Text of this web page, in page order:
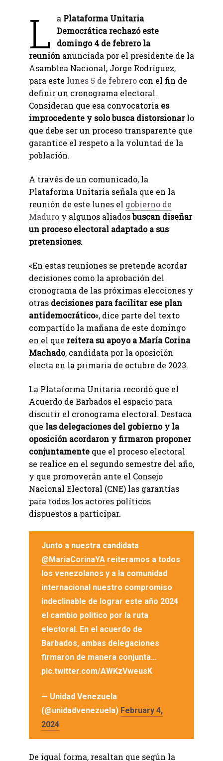
L a Plataforma Unitaria
Democrática rechazó este
domingo 4 de febrero la
reunión anunciada por el presidente de la
Asamblea Nacional, Jorge Rodríguez,
para este lunes 5 de febrero con el fin de
definir un cronograma electoral.
Consideran que esa convocatoria es
improcedente y solo busca distorsionarlo
que debe ser un proceso transparente que
garantice el respeto a la voluntad de la
población.
A través de un comunicado, la
Plataforma Unitaria señala que en la
reunión de este lunes el gobierno de
Maduro y algunos aliadosbuscan diseñar
un proceso electoral adaptado a sus
pretensiones.
«En estas reuniones se pretende acordar
decisiones como la aprobación del
cronograma de las próximas elecciones y
otras decisiones para facilitar ese plan
antidemocrático«, dice parte del texto
compartido la mañana de este domingo
en el que reitera su apoyo a María Corina
Machado, candidata por la oposición
electa en la primaria de octubre de 2023.
La Plataforma Unitaria recordó que el
Acuerdo de Barbados el espacio para
discutir el cronograma electoral. Destaca
que las delegaciones del gobierno y la
oposición acordaron y firmaron proponer
conjuntamente que el proceso electoral
se realice en el segundo semestre del año,
y que promoverán ante el Consejo
Nacional Electoral (CNE) las garantías
para todos los actores políticos
dispuestos a participar.
Junto a nuestra candidata
@MariaCorinaYA reiteramos a todos
los venezolanos y a la comunidad
internacional nuestro compromiso
indeclinable de lograr este año 2024
el cambio politico por la ruta
electoral. En el acuerdo de
Barbados, ambas delegaciones
firmaron de manera conjunta…
pic.twitter.com/AWKzVweusK
— Unidad Venezuela
(@unidadvenezuela) February 4,
2024
De igual forma, resaltan que según la